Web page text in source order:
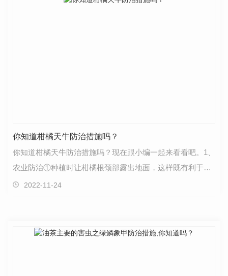
你知道柑橘天牛防治措施吗？
你知道柑橘天牛防治措施吗？现在跟小编一起来看看吧。1、
农业防治①种植时让柑橘根颈部露出地面，这样既有利于柑
橘树生长，又可减少天牛、脚腐病等的危害。②加强…
2022-11-24